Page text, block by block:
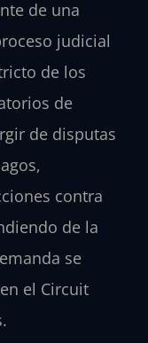
de una
judicial
de los
de
de disputas
contra
de la
se
el Circuit